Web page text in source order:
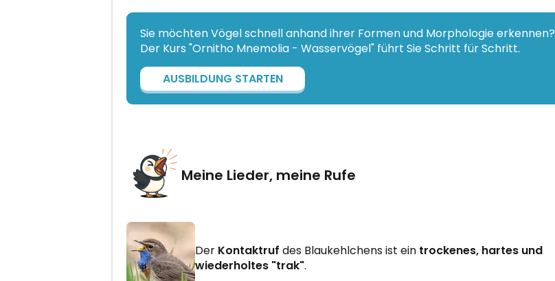
Sie möchten Vögel schnell anhand ihrer Formen und Morphologie erkennen?
Der Kurs "Ornitho Mnemolia - Wasservögel" führt Sie Schritt für Schritt.
AUSBILDUNG STARTEN
Meine Lieder, meine Rufe
Der Kontaktruf des Blaukehlchens ist ein trockenes, hartes und
wiederholtes "trak".